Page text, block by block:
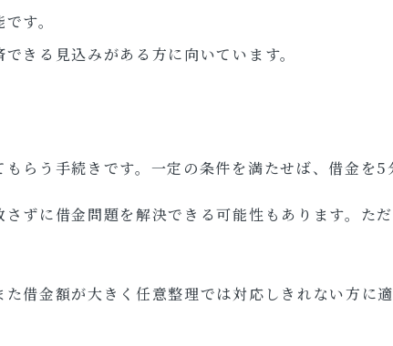
す。
きる見込みがある方に向いています。
らう手続きです。一定の条件を満たせば、借金を5
ずに借金問題を解決できる可能性もあります。た
借金額が大きく任意整理では対応しきれない方に適